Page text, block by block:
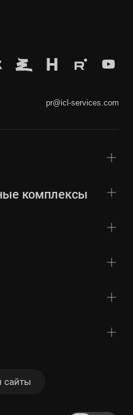
pr@icl-services.com
комплексы
сайты